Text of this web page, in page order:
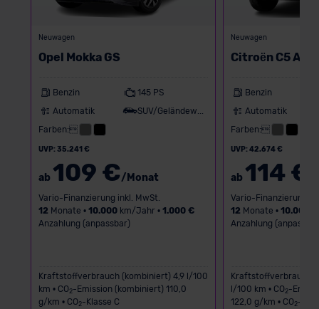
Neuwagen
Opel Mokka GS
Benzin
145 PS
Automatik
SUV/Geländewagen
Farben:
UVP: 35.241 €
ab 109 €/Monat
Vario-Finanzierung inkl. MwSt.
12 Monate • 10.000km/Jahr • 1.000 €
Anzahlung (anpassbar)
Kraftstoffverbrauch (kombiniert) 4,9 l/100
km • CO2-Emission (kombiniert) 110,0
g/km • CO2-Klasse C
Neuwagen
Citroën C5
Benzin
Automatik
Farben:
UVP: 42.674 €
ab 114 €
Vario-Finanzierung
12 Monate • 10.000
Anzahlung
Kraftstoffverbrauch
l/100 km • CO2-
122,0 g/km • CO2-